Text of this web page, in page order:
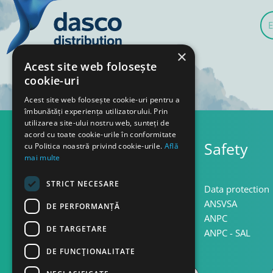
E-
Assistance
Terms and conditions
Privacy
Cookie policy
Return policy
Safety
Data protection
ANSVSA
ANPC
ANPC - SAL
×
Acest site web folosește
cookie-uri
Acest site web folosește cookie-uri pentru a
îmbunătăți experiența utilizatorului. Prin
utilizarea site-ului nostru web, sunteți de
acord cu toate cookie-urile în conformitate
cu Politica noastră privind cookie-urile. Află
mai multe
STRICT NECESARE
DE PERFORMANȚĂ
DE TARGETARE
DE FUNCŢIONALITATE